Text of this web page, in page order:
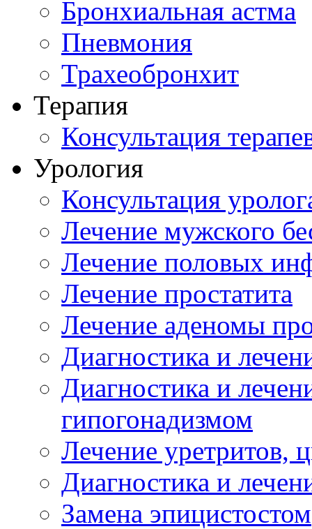
Бронхиальная астма
Пневмония
Трахеобронхит
Терапия
Консультация
Урология
Консультация
Лечение мужского
Лечение половых
Лечение простатита
Лечение аденомы
Диагностика и
Диагностика и
гипогонадизмом
Лечение уретритов,
Диагностика и
Замена эпицистостом